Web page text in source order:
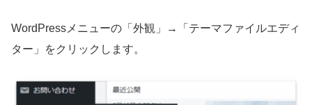
WordPressメニューの「外観」→「テーマファイルエディ
ター」をクリックします。